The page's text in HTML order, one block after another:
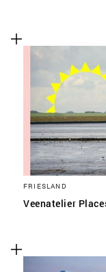
FRIESLAND
Veenatelier